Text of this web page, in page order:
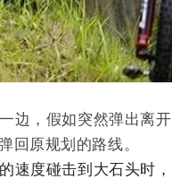
边，假如突然弹出离开
回原规划的路线。
速度碰击到大石头时，